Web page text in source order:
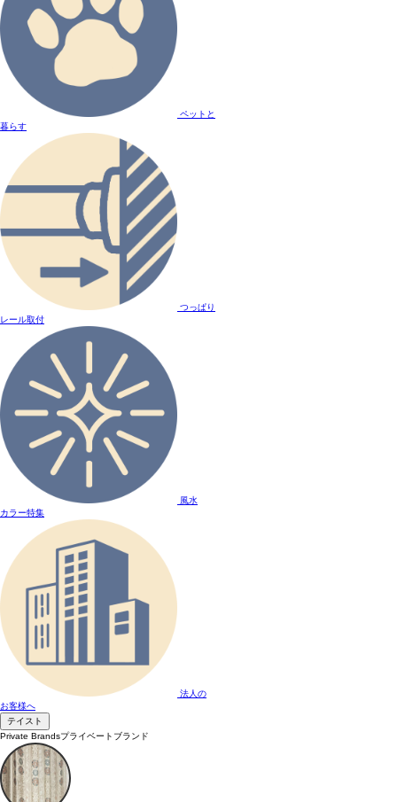
ペットと
暮らす
つっぱり
レール取付
風水
カラー特集
法人の
お客様へ
テイスト
Private Brandsプライベートブランド